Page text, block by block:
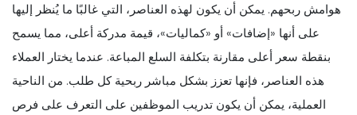
هوامش ربحهم. يمكن أن يكون لهذه العناصر، التي غالبًا ما يُنظر إليها
على أنها «إضافات» أو «كماليات»، قيمة مدركة أعلى، مما يسمح
بنقطة سعر أعلى مقارنة بتكلفة السلع المباعة. عندما يختار العملاء
هذه العناصر، فإنها تعزز بشكل مباشر ربحية كل طلب. من الناحية
العملية، يمكن أن يكون تدريب الموظفين على التعرف على فرص